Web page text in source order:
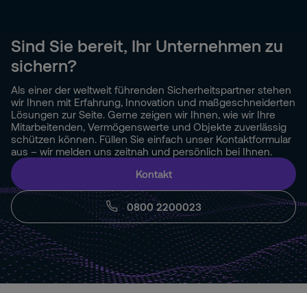
Sind Sie bereit, Ihr Unternehmen zu
sichern?
Als einer der weltweit führenden Sicherheitspartner stehen
wir Ihnen mit Erfahrung, Innovation und maßgeschneiderten
Lösungen zur Seite. Gerne zeigen wir Ihnen, wie wir Ihre
Mitarbeitenden, Vermögenswerte und Objekte zuverlässig
schützen können. Füllen Sie einfach unser Kontaktformular
aus – wir melden uns zeitnah und persönlich bei Ihnen.
0800 2200023
Kontakt